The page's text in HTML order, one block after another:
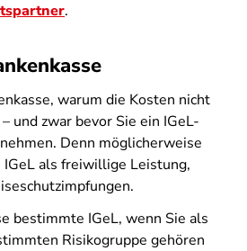
.
warum die Kosten nicht
und zwar bevor Sie ein IGeL-
Denn möglicherweise
IGeL als freiwillige Leistung,
bestimmte IGeL, wenn Sie als
Risikogruppe gehören